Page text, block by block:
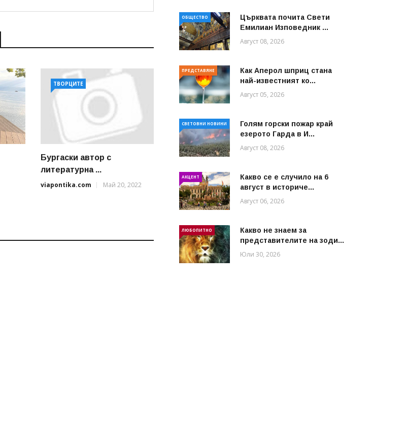
ТВОРЦИТЕ
Бургаски автор с
литературна ...
viapontika.com
Май 20, 2022
ОБЩЕСТВО
Църквата почита Свeти
Емилиан Изповедник ...
Август 08, 2026
ПРЕДСТАВЯНЕ
Как Аперол шприц стана
най-известният ко...
Август 05, 2026
СВЕТОВНИ НОВИНИ
Голям горски пожар край
езерото Гарда в И...
Август 08, 2026
АКЦЕНТ
Какво се е случило на 6
август в историче...
Август 06, 2026
ЛЮБОПИТНО
Какво не знаем за
представителите на зоди...
Юли 30, 2026